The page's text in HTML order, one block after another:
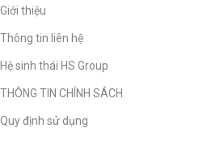
Giới thiệu
Thông tin liên hệ
Hệ sinh thái HS Group
THÔNG TIN CHÍNH SÁCH
Quy định sử dụng